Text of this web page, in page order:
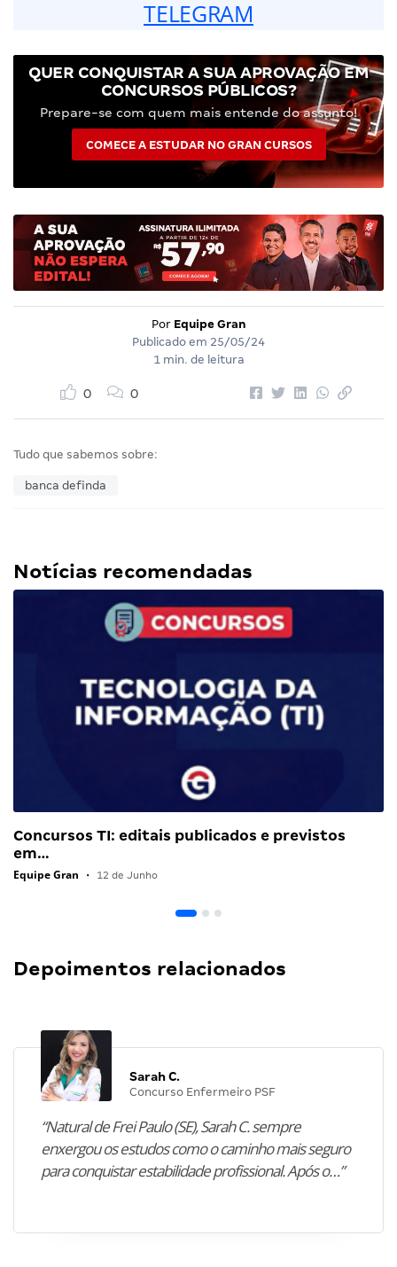
TELEGRAM
QUER CONQUISTAR A SUA APROVAÇÃO EM
CONCURSOS PÚBLICOS?
Prepare-se com quem mais entende do assunto!
COMECE A ESTUDAR NO GRAN CURSOS
Por Equipe Gran
Publicado em 25/05/24
1 min. de leitura
0 0
Tudo que sabemos sobre:
banca definda
Notícias recomendadas
Concursos TI: editais publicados e previstos
em…
Equipe Gran • 12 de Junho
Depoimentos relacionados
Sarah C.
Concurso Enfermeiro PSF
“Natural de Frei Paulo (SE), Sarah C. sempre
enxergou os estudos como o caminho mais seguro
para conquistar estabilidade profissional. Após o…”